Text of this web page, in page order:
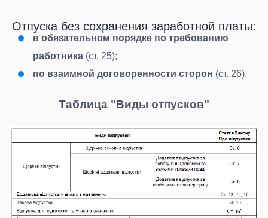
Отпуска без сохранения заработной платы:
в обязательном порядке по требованию
работника (ст. 25);
по взаимной договоренности сторон (ст. 26).
Таблица "Виды отпусков"